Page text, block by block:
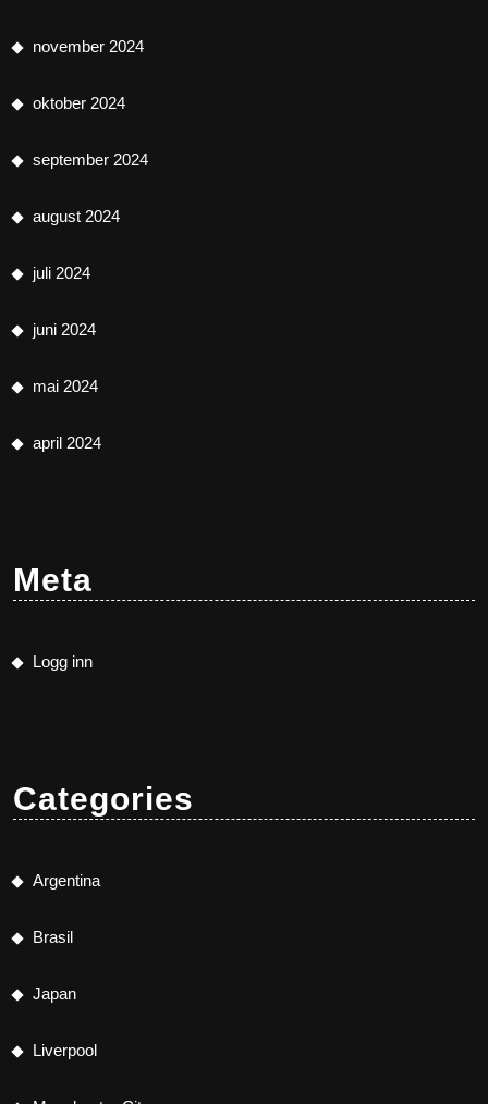
november 2024
oktober 2024
september 2024
august 2024
juli 2024
juni 2024
mai 2024
april 2024
Meta
Logg inn
Categories
Argentina
Brasil
Japan
Liverpool